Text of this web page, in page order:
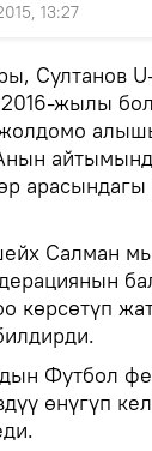
13:27
Султанов U-
жылы
арасындагы
Салман
көрсөтүп
Футбол
өнүгүп